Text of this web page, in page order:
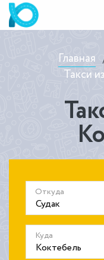
Главная
Такси
Откуда
Куда